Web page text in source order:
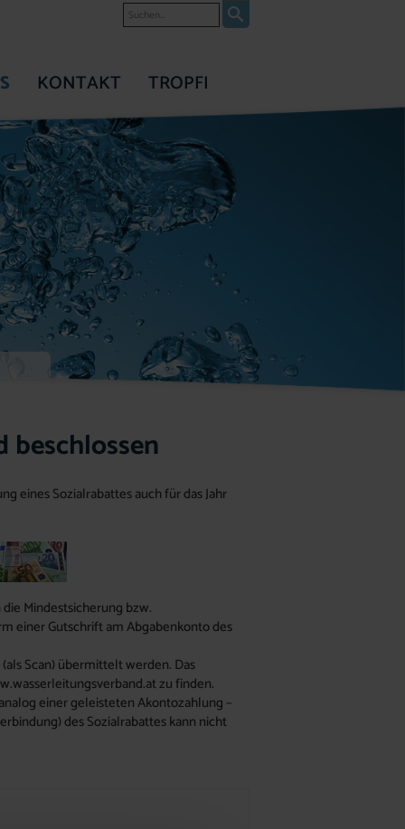
Suche
KONTAKT TROPFI
beschlossen
eines Sozialrabattes auch für das Jahr
Mindestsicherung bzw.
einer Gutschrift am Abgabenkonto des
Scan) übermittelt werden. Das
zu finden.
einer geleisteten Akontozahlung –
des Sozialrabattes kann nicht